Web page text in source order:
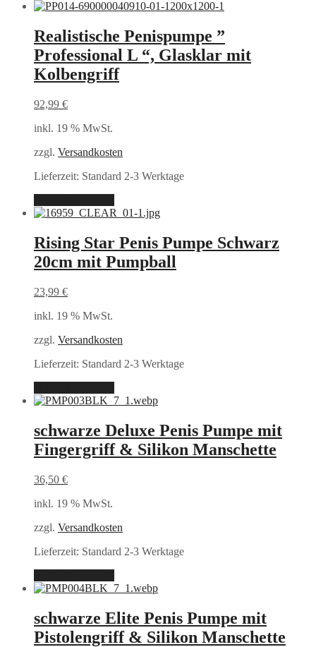
Realistische Penispumpe ”
Professional L “, Glasklar mit
Kolbengriff
92,99 €
inkl. 19 % MwSt.
zzgl. Versandkosten
Lieferzeit: Standard 2-3 Werktage
Rising Star Penis Pumpe Schwarz
20cm mit Pumpball
23,99 €
inkl. 19 % MwSt.
zzgl. Versandkosten
Lieferzeit: Standard 2-3 Werktage
schwarze Deluxe Penis Pumpe mit
Fingergriff & Silikon Manschette
36,50 €
inkl. 19 % MwSt.
zzgl. Versandkosten
Lieferzeit: Standard 2-3 Werktage
schwarze Elite Penis Pumpe mit
Pistolengriff & Silikon Manschette